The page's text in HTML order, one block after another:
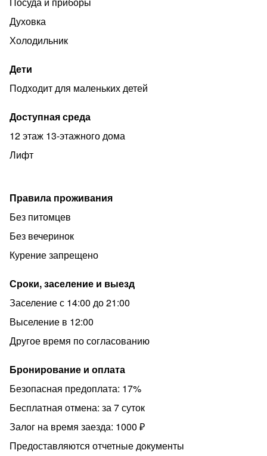
нашем сайте Вы можете ознакомиться с
фотографиями других квартир. Ждем Вас в БГУ!
Духовка
Холодильник
Дети
Подходит для маленьких детей
Доступная среда
12 этаж 13-этажного дома
Лифт
Правила проживания
Без питомцев
Без вечеринок
Курение запрещено
Сроки, заселение и выезд
Заселение с 14:00 до 21:00
Выселение в 12:00
Другое время по согласованию
Бронирование и оплата
Безопасная предоплата: 17%
Бесплатная отмена: за 7 суток
Залог на время заезда: 1000 ₽
Предоставляются отчетные документы